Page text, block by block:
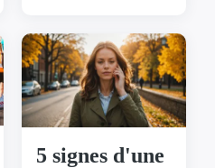
5 signes d'une